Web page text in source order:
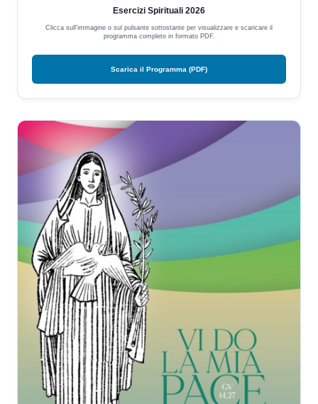
Esercizi Spirituali 2026
Clicca sull'immagine o sul pulsante sottostante per visualizzare e scaricare il
programma completo in formato PDF.
Scarica il Programma (PDF)